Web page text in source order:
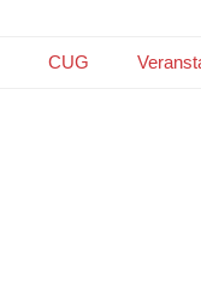
Primäres
Inhalt
CUG